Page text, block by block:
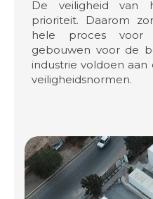
De veiligheid van
prioriteit. Daarom
hele proces voor
gebouwen voor de
industrie voldoen
veiligheidsnormen.